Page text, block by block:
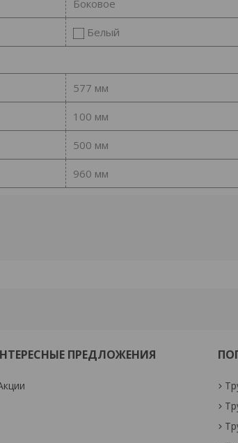
Боковое
Белый
577 мм
100 мм
500 мм
960 мм
ПРЕДЛОЖЕНИЯ